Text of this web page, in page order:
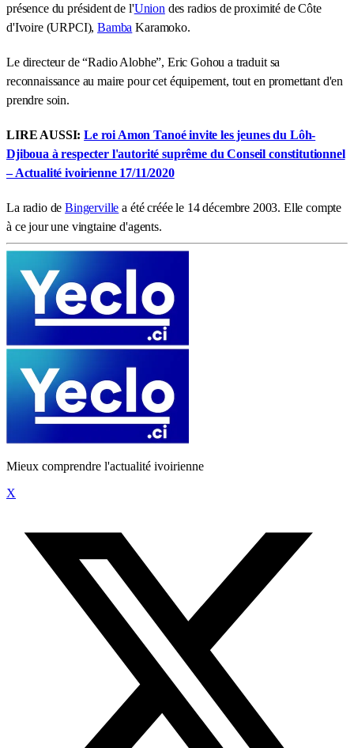
présence du président de l'Union des radios de proximité de Côte
d'Ivoire (URPCI),Bamba Karamoko.
Le directeur de “Radio Alobhe”, Eric Gohou a traduit sa
reconnaissance au maire pour cet équipement, tout en promettant d'en
prendre soin.
LIRE AUSSI:Le roi Amon Tanoé invite les jeunes du Lôh-
Djiboua à respecter l'autorité suprême du Conseil constitutionnel
– Actualité ivoirienne 17/11/2020
La radio deBingerville a été créée le 14 décembre 2003. Elle compte
à ce jour une vingtaine d'agents.
Mieux comprendre l'actualité ivoirienne
X